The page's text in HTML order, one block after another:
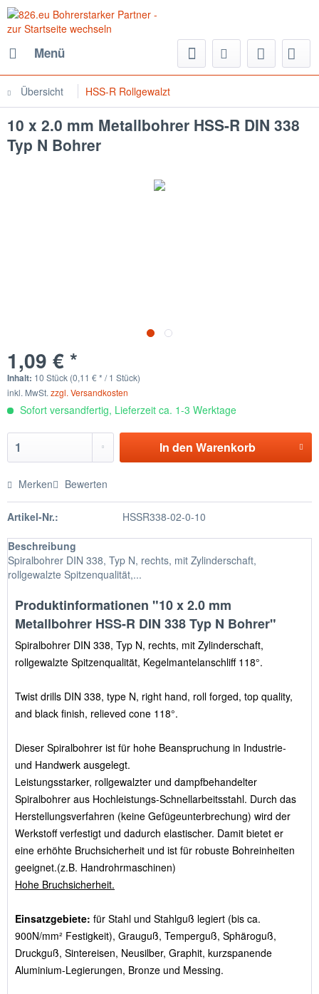
Menü
Übersicht HSS-R Rollgewalzt
10 x 2.0 mm Metallbohrer HSS-R DIN 338
Typ N Bohrer
1,09 € *
Inhalt: 10 Stück (0,11 € * / 1 Stück)
inkl. MwSt. zzgl. Versandkosten
Sofort versandfertig, Lieferzeit ca. 1-3 Werktage
In den Warenkorb
Merken Bewerten
Artikel-Nr.: HSSR338-02-0-10
Beschreibung
Spiralbohrer DIN 338, Typ N, rechts, mit Zylinderschaft,
rollgewalzte Spitzenqualität,...
Produktinformationen "10 x 2.0 mm
Metallbohrer HSS-R DIN 338 Typ N Bohrer"
Spiralbohrer DIN 338, Typ N, rechts, mit Zylinderschaft,
rollgewalzte Spitzenqualität, Kegelmantelanschliff 118°.
Twist drills DIN 338, type N, right hand, roll forged, top quality,
and black finish, relieved cone 118°.
Dieser Spiralbohrer ist für hohe Beanspruchung in Industrie-
und Handwerk ausgelegt.
Leistungsstarker, rollgewalzter und dampfbehandelter
Spiralbohrer aus Hochleistungs-Schnellarbeitsstahl. Durch das
Herstellungsverfahren (keine Gefügeunterbrechung) wird der
Werkstoff verfestigt und dadurch elastischer. Damit bietet er
eine erhöhte Bruchsicherheit und ist für robuste Bohreinheiten
geeignet.(z.B. Handrohrmaschinen)
Hohe Bruchsicherheit.
Einsatzgebiete: für Stahl und Stahlguß legiert (bis ca.
900N/mm² Festigkeit), Grauguß, Temperguß, Sphäroguß,
Druckguß, Sintereisen, Neusilber, Graphit, kurzspanende
Aluminium-Legierungen, Bronze und Messing.